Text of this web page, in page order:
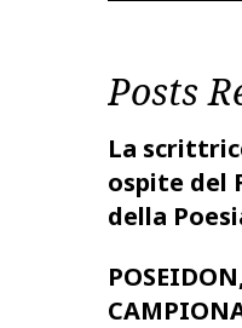
Posts
La
ospite del
della